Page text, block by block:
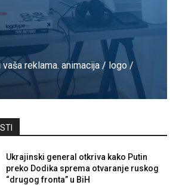
reklama. animacija / logo /
Ukrajinski general otkriva kako Putin
preko Dodika sprema otvaranje ruskog
“drugog fronta” u BiH